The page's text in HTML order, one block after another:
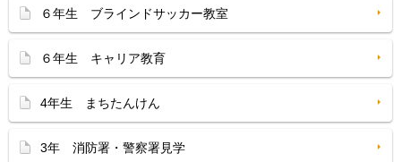
６年生 ブラインドサッカー教室
６年生 キャリア教育
4年生 まちたんけん
3年 消防署・警察署見学